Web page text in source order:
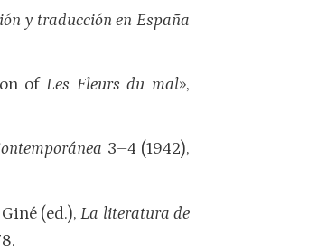
y traducción en España
of Les Fleurs du mal»,
3–4 (1942),
Giné (ed.),La literatura de